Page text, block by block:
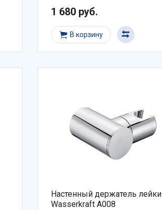
1 680 руб.
В корзину
Настенный держатель лейки
Wasserkraft A008